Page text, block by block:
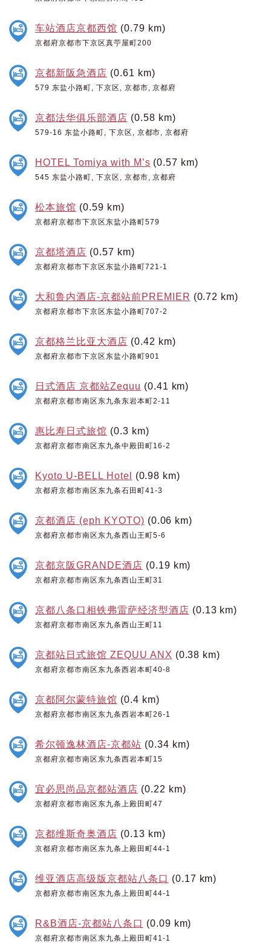
车站酒店京都西馆 (0.79 km)
京都府京都市下京区真苧屋町200
京都新阪急酒店 (0.61 km)
579 东盐小路町, 下京区, 京都市, 京都府
京都法华俱乐部酒店 (0.58 km)
579-16 东盐小路町, 下京区, 京都市, 京都府
HOTEL Tomiya with M’s (0.57 km)
545 东盐小路町, 下京区, 京都市, 京都府
松本旅馆 (0.59 km)
京都府京都市下京区东盐小路町579
京都塔酒店 (0.57 km)
京都府京都市下京区东盐小路町721-1
大和鲁内酒店-京都站前PREMIER (0.72 km)
京都府京都市下京区东盐小路町707-2
京都格兰比亚大酒店 (0.42 km)
京都府京都市下京区东盐小路町901
日式酒店 京都站Zequu (0.41 km)
京都府京都市南区东九条东岩本町2-11
惠比寿日式旅馆 (0.3 km)
京都府京都市南区东九条中殿田町16-2
Kyoto U-BELL Hotel (0.98 km)
京都府京都市南区东九条石田町41-3
京都酒店 (eph KYOTO) (0.06 km)
京都府京都市南区东九条西山王町5-6
京都京阪GRANDE酒店 (0.19 km)
京都府京都市南区东九条西山王町31
京都八条口相铁弗雷萨经济型酒店 (0.13 km)
京都府京都市南区东九条西山王町11
京都站日式旅馆 ZEQUU ANX (0.38 km)
京都府京都市南区东九条西岩本町40-8
京都阿尔蒙特旅馆 (0.4 km)
京都府京都市南区东九条西岩本町26-1
希尔顿逸林酒店-京都站 (0.34 km)
京都府京都市南区东九条西岩本町15
宜必思尚品京都站酒店 (0.22 km)
京都府京都市南区东九条上殿田町47
京都维斯奇奥酒店 (0.13 km)
京都府京都市南区东九条上殿田町44-1
维亚酒店高级版京都站八条口 (0.17 km)
京都府京都市南区东九条上殿田町44-1
R&B酒店-京都站八条口 (0.09 km)
京都府京都市南区东九条上殿田町41-1